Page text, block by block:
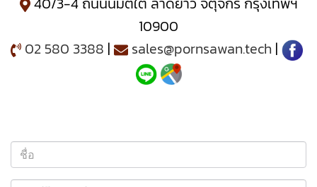
10900
02 580 3388 | sales@pornsawan.tech |